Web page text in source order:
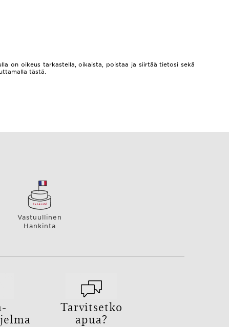
on oikeus tarkastella, oikaista, poistaa ja siirtää tietosi sekä
tästä.
Vastuullinen
Hankinta
Tarvitsetko
apua?